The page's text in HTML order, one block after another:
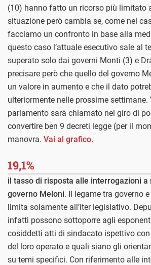
(10) hanno fatto un ricorso più limitato
situazione però cambia se, come nel
facciamo un confronto in base alla
questo caso l’attuale esecutivo sale al
superato solo dai governi Monti (3) e
precisare però che quello del governo
un valore in aumento e che il dato
ulteriormente nelle prossime settimane.
parlamento sarà chiamato nel giro di
convertire ben 9 decreti legge (per il
manovra. Vai al grafico.
19,1%
il tasso di risposta alle interrogazioni
governo Meloni. Il legame tra governo
limita solamente all’iter legislativo.
infatti possono sottoporre agli
cosiddetti atti di sindacato ispettivo
del loro operato e quali siano gli
su temi specifici. Con riferimento alle